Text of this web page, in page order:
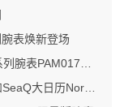
表焕新登场
性设计融合高科技材质
Tide限量版腕表